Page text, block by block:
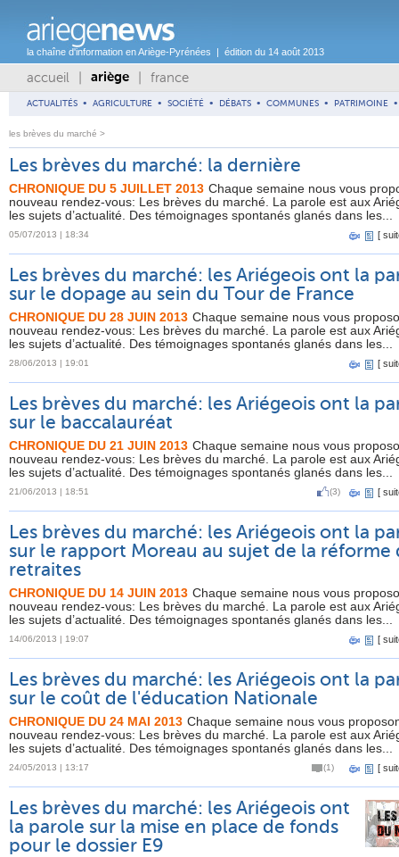
la chaîne d'information en Ariège-Pyrénées | édition du 14 août 2013
accueil ariège france
ACTUALITÉS • AGRICULTURE • SOCIÉTÉ • DÉBATS • COMMUNES • PATRIMOINE •
les brèves du marché >
Les brèves du marché: la dernière
CHRONIQUE DU 5 JUILLET 2013 Chaque semaine nous vous
nouveau rendez-vous: Les brèves du marché. La parole est aux
les sujets d’actualité. Des témoignages spontanés glanés dans les...
05/07/2013 | 18:34 [
Les brèves du marché: les Ariégeois ont la
sur le dopage au sein du Tour de France
CHRONIQUE DU 28 JUIN 2013 Chaque semaine nous vous
nouveau rendez-vous: Les brèves du marché. La parole est aux
les sujets d’actualité. Des témoignages spontanés glanés dans les...
28/06/2013 | 19:01 [
Les brèves du marché: les Ariégeois ont la
sur le baccalauréat
CHRONIQUE DU 21 JUIN 2013 Chaque semaine nous vous
nouveau rendez-vous: Les brèves du marché. La parole est aux
les sujets d’actualité. Des témoignages spontanés glanés dans les...
21/06/2013 | 18:51 (3) [
Les brèves du marché: les Ariégeois ont la
sur le rapport Moreau au sujet de la réforme
retraites
CHRONIQUE DU 14 JUIN 2013 Chaque semaine nous vous
nouveau rendez-vous: Les brèves du marché. La parole est aux
les sujets d’actualité. Des témoignages spontanés glanés dans les...
14/06/2013 | 19:07 [
Les brèves du marché: les Ariégeois ont la
sur le coût de l'éducation Nationale
CHRONIQUE DU 24 MAI 2013 Chaque semaine nous vous
nouveau rendez-vous: Les brèves du marché. La parole est aux
les sujets d’actualité. Des témoignages spontanés glanés dans les...
24/05/2013 | 13:17 (1) [
Les brèves du marché: les Ariégeois ont
la parole sur la mise en place de fonds
pour le dossier E9